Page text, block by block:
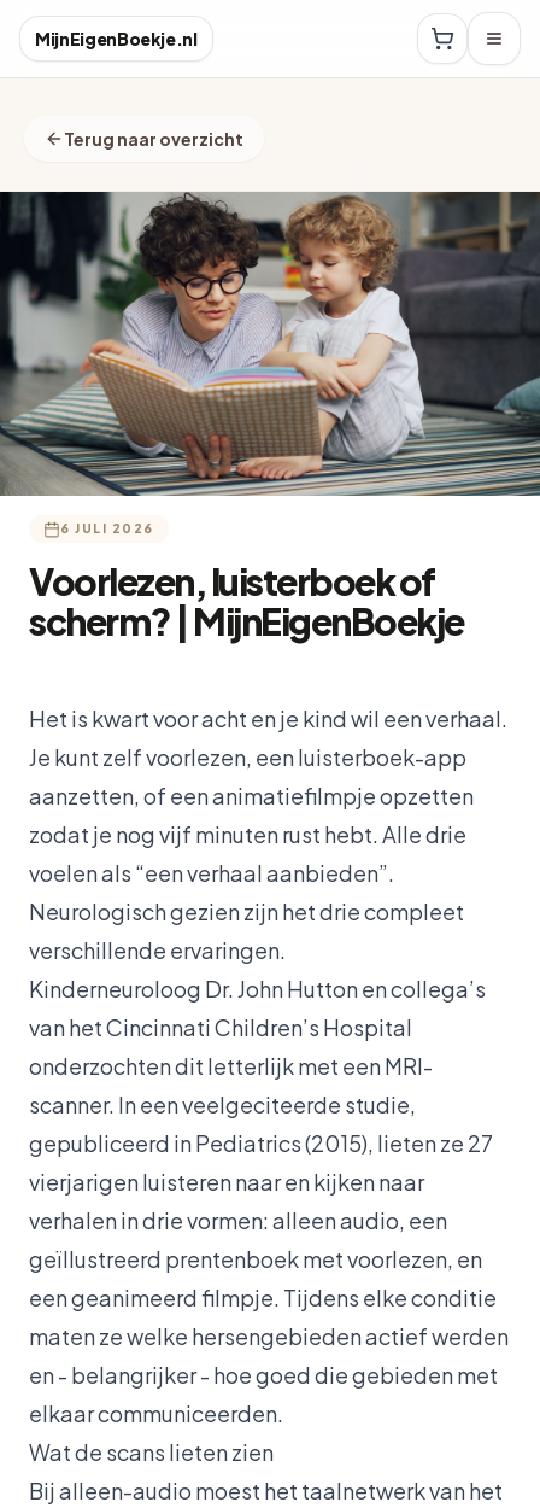
MijnEigenBoekje.nl
Terug naar overzicht
6 JULI 2026
Voorlezen, luisterboek of
scherm? | MijnEigenBoekje
Het is kwart voor acht en je kind wil een verhaal.
Je kunt zelf voorlezen, een luisterboek-app
aanzetten, of een animatiefilmpje opzetten
zodat je nog vijf minuten rust hebt. Alle drie
voelen als “een verhaal aanbieden”.
Neurologisch gezien zijn het drie compleet
verschillende ervaringen.
Kinderneuroloog Dr. John Hutton en collega’s
van het Cincinnati Children’s Hospital
onderzochten dit letterlijk met een MRI-
scanner. In een veelgeciteerde studie,
gepubliceerd in Pediatrics (2015), lieten ze 27
vierjarigen luisteren naar en kijken naar
verhalen in drie vormen: alleen audio, een
geïllustreerd prentenboek met voorlezen, en
een geanimeerd filmpje. Tijdens elke conditie
maten ze welke hersengebieden actief werden
en - belangrijker - hoe goed die gebieden met
elkaar communiceerden.
Wat de scans lieten zien
Bij alleen-audio moest het taalnetwerk van het